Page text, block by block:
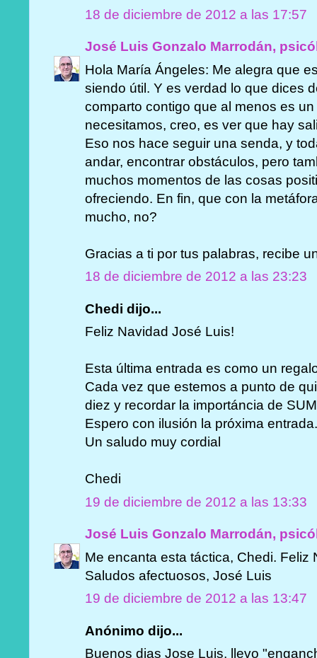
18 de diciembre de 2012 a las 17:57
José Luis Gonzalo Marrodán,
Hola María Ángeles: Me alegra que
siendo útil. Y es verdad lo que dices
comparto contigo que al menos es
necesitamos, creo, es ver que hay
Eso nos hace seguir una senda, y
andar, encontrar obstáculos, pero
muchos momentos de las cosas
ofreciendo. En fin, que con la
mucho, no?
Gracias a ti por tus palabras, recibe
18 de diciembre de 2012 a las 23:23
Chedi dijo...
Feliz Navidad José Luis!
Esta última entrada es como un
Cada vez que estemos a punto de
diez y recordar la importáncia de
Espero con ilusión la próxima
Un saludo muy cordial
Chedi
19 de diciembre de 2012 a las 13:33
José Luis Gonzalo Marrodán,
Me encanta esta táctica, Chedi. Feliz
Saludos afectuosos, José Luis
19 de diciembre de 2012 a las 13:47
Anónimo dijo...
Buenos dias Jose Luis, llevo